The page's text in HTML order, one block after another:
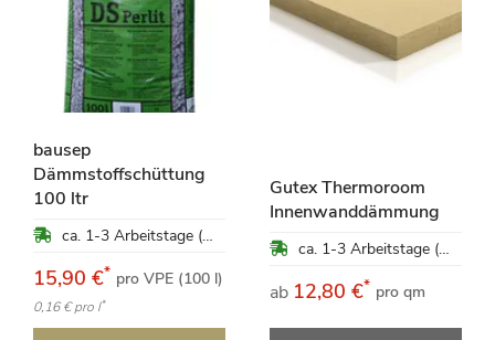
bausep
Dämmstoffschüttung
100 ltr
ca. 1-3 Arbeitstage (Mo-Fr)
15,90 €* pro VPE (100 l)
0,16 €pro l*
Gutex Thermoroom
Innenwanddämmung
ca. 1-3 Arbeitstage (Mo-Fr)
ab 12,80 €* pro qm